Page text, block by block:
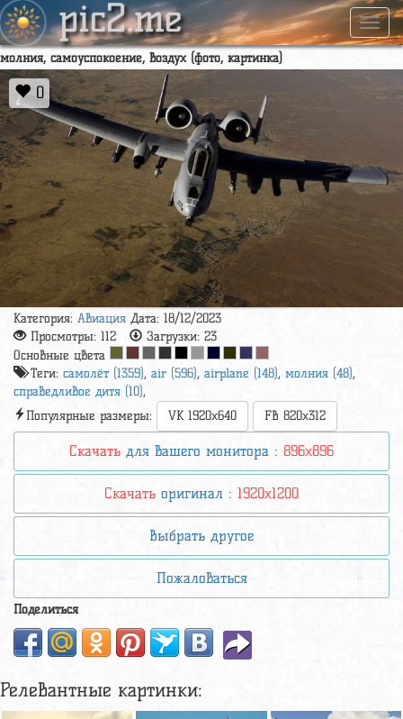
pic2.me
молния, самоуспокоение, воздух (фото, картинка)
0
Категория: Авиация Дата: 18/12/2023
Просмотры: 112 Загрузки: 23
Основные цвета
Теги: самолёт (1359), air (596), airplane (148), молния (48),
справедливое дитя (10),
Популярные размеры:
VK 1920x640 FB 820x312
Скачать для вашего монитора : 896x896
Скачать оригинал : 1920x1200
Выбрать другое
Пожаловаться
Поделиться
Релевантные картинки: